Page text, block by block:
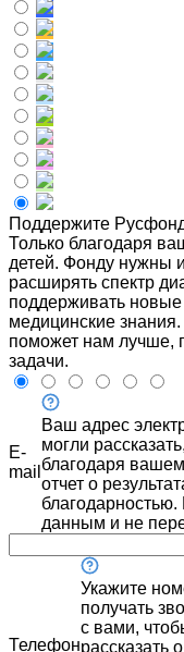
Поддержите
Только благодаря
детей. Фонду нужны
расширять спектр
поддерживать
медицинские
поможет нам лучше,
задачи.
E-
mail
Ваш адрес
могли
благодаря
отчет о
данным и не
Телефон
Укажите
получать
с вами,
рассказать